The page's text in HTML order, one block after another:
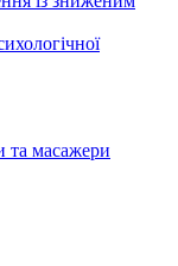
та масажери